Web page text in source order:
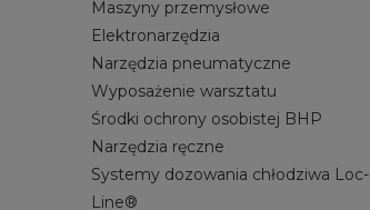
Maszyny przemysłowe
Elektronarzędzia
Narzędzia pneumatyczne
Wyposażenie warsztatu
Środki ochrony osobistej BHP
Narzędzia ręczne
Systemy dozowania chłodziwa Loc-
Line®